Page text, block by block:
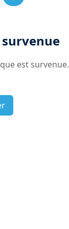
est survenue.